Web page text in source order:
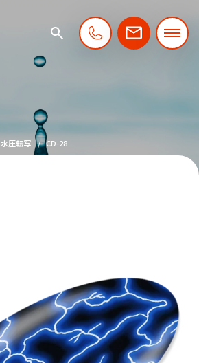
水圧転写 CD-28